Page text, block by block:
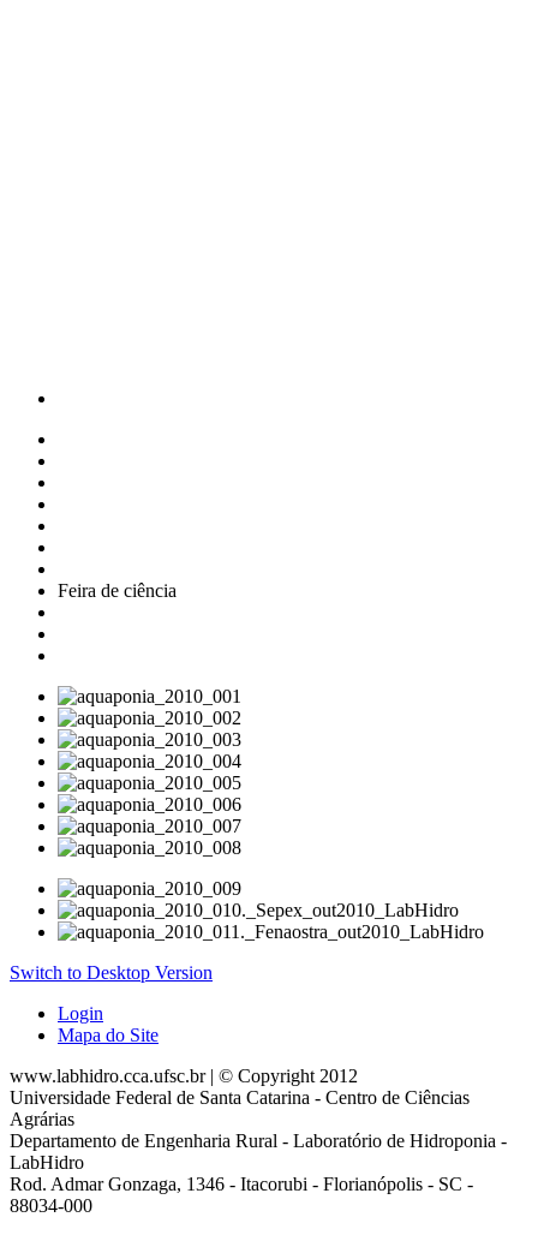
Feira de ciência
Switch to Desktop Version
Login
Mapa do Site
www.labhidro.cca.ufsc.br | © Copyright 2012
Universidade Federal de Santa Catarina - Centro de Ciências
Agrárias
Departamento de Engenharia Rural - Laboratório de Hidroponia -
LabHidro
Rod. Admar Gonzaga, 1346 - Itacorubi - Florianópolis - SC -
88034-000